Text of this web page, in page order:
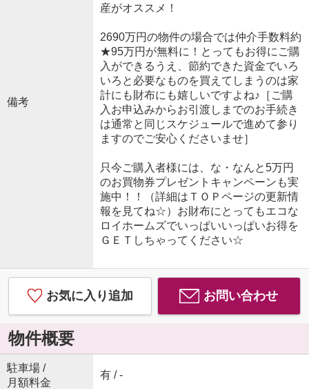
備考
産がオススメ！
2690万円の物件の場合では仲介手数料約
★95万円が無料に！とってもお得にご購
入ができるうえ、節約できた資金でいろ
いろと必要なものを買えてしまうのは家
計にも財布にも嬉しいですよね♪［ご購
入お申込みからお引渡しまでのお手続き
は通常と同じスケジュールで進めて参り
ますのでご安心くださいませ］
只今ご購入者様には、な・なんと5万円
のお買物券プレゼントキャンペーンも実
施中！！（詳細はＴＯＰページの更新情
報を見てね☆）お財布にとってもエコな
ロイホームズでいっぱいいっぱいお得を
ＧＥＴしちゃってください☆
お気に入り追加 お問い合わせ
物件概要
駐車場 /
月額料金
有 / -